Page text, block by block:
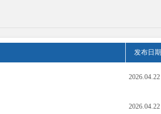
发布日期
2026.04.22
2026.04.22